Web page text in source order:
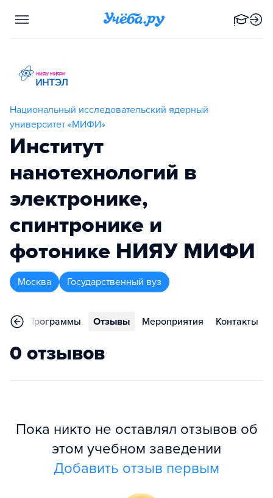
Национальный исследовательский ядерный
университет «МИФИ»
Институт
нанотехнологий в
электронике,
спинтронике и
фотонике НИЯУ МИФИ
Москва Государственный вуз
Программы Отзывы Мероприятия Контакты
0 отзывов
Пока никто не оставлял отзывов об
этом учебном заведении
Добавить отзыв первым